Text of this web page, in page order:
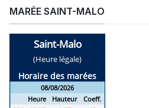
MARÉE SAINT-MALO